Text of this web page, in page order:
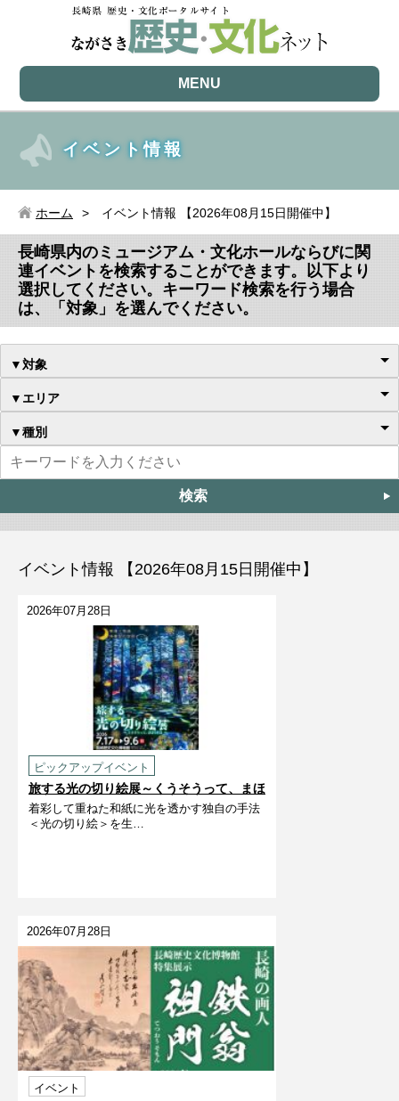
MENU
イベント情報
ホーム イベント情報 【2026年08月15日開催中】
長崎県内のミュージアム・文化ホールならびに関
連イベントを検索することができます。以下より
選択してください。キーワード検索を行う場合
は、「対象」を選んでください。
▼対象
▼エリア
▼種別
イベント情報 【2026年08月15日開催中】
2026年07月28日
ピックアップイベント
旅する光の切り絵展～くうそうって、まほ
うだよ～
着彩して重ねた和紙に光を透かす独自の手法
＜光の切り絵＞を生…
2026年07月28日
イベント